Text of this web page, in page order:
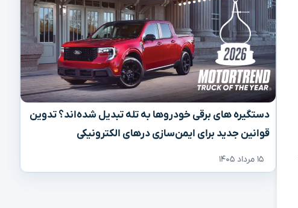
دستگیره‌ های برقی خودروها به تله تبدیل شده‌اند؟ تدوین
قوانین جدید برای ایمن‌سازی درهای الکترونیکی
۱۵ مرداد ۱۴۰۵